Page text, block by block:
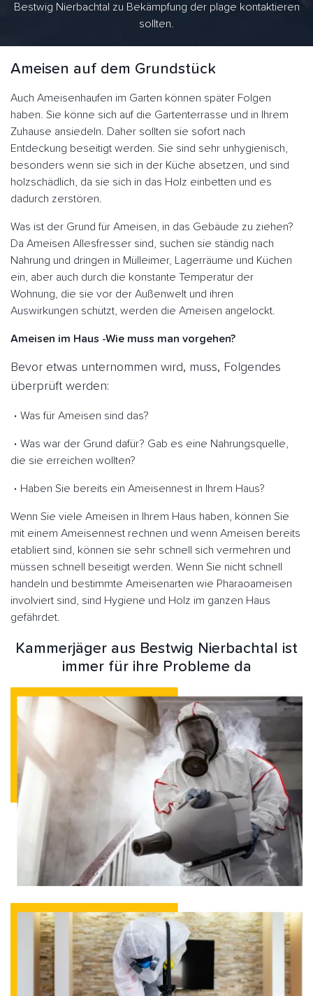
Bestwig Nierbachtal zu Bekämpfung der plage kontaktieren
sollten.
Ameisen auf dem Grundstück
Auch Ameisenhaufen im Garten können später Folgen
haben. Sie könne sich auf die Gartenterrasse und in Ihrem
Zuhause ansiedeln. Daher sollten sie sofort nach
Entdeckung beseitigt werden. Sie sind sehr unhygienisch,
besonders wenn sie sich in der Küche absetzen, und sind
holzschädlich, da sie sich in das Holz einbetten und es
dadurch zerstören.
Was ist der Grund für Ameisen, in das Gebäude zu ziehen?
Da Ameisen Allesfresser sind, suchen sie ständig nach
Nahrung und dringen in Mülleimer, Lagerräume und Küchen
ein, aber auch durch die konstante Temperatur der
Wohnung, die sie vor der Außenwelt und ihren
Auswirkungen schützt, werden die Ameisen angelockt.
Ameisen im Haus -Wie muss man vorgehen?
Bevor etwas unternommen wird, muss, Folgendes
überprüft werden:
Was für Ameisen sind das?
Was war der Grund dafür? Gab es eine Nahrungsquelle,
die sie erreichen wollten?
Haben Sie bereits ein Ameisennest in Ihrem Haus?
Wenn Sie viele Ameisen in Ihrem Haus haben, können Sie
mit einem Ameisennest rechnen und wenn Ameisen bereits
etabliert sind, können sie sehr schnell sich vermehren und
müssen schnell beseitigt werden. Wenn Sie nicht schnell
handeln und bestimmte Ameisenarten wie Pharaoameisen
involviert sind, sind Hygiene und Holz im ganzen Haus
gefährdet.
Kammerjäger aus Bestwig Nierbachtal ist
immer für ihre Probleme da